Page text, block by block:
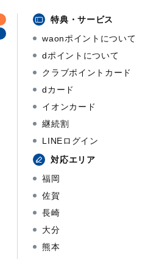
特典・サービス
waonポイントについて
dポイントについて
クラブポイントカード
dカード
イオンカード
継続割
LINEログイン
対応エリア
福岡
佐賀
長崎
大分
熊本